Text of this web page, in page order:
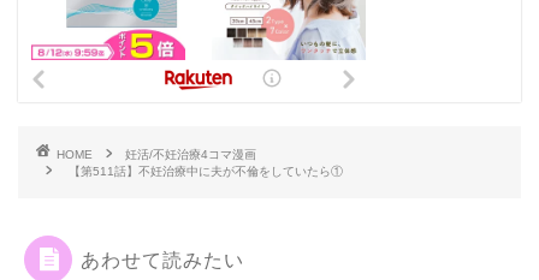
HOME
妊活/不妊治療4コマ漫画
【第511話】不妊治療中に夫が不倫をしていたら①
あわせて読みたい